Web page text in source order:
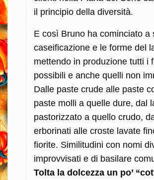
il principio della diversità.
E così Bruno ha cominciato a
caseificazione e le forme del
mettendo in produzione tutti i
possibili e anche quelli non
Dalle paste crude alle paste
paste molli a quelle dure, dal
pastorizzato a quello crudo,
erborinati alle croste lavate
fiorite. Similitudini con nomi
improvvisati e di basilare
Tolta la dolcezza un po’